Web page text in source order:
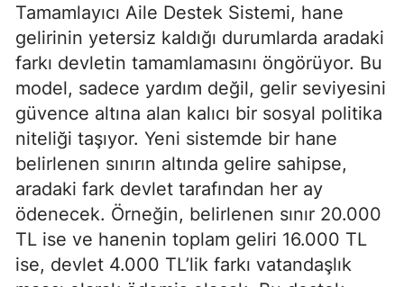
Tamamlayıcı Aile Destek Sistemi, hane
gelirinin yetersiz kaldığı durumlarda aradaki
farkı devletin tamamlamasını öngörüyor. Bu
model, sadece yardım değil, gelir seviyesini
güvence altına alan kalıcı bir sosyal politika
niteliği taşıyor. Yeni sistemde bir hane
belirlenen sınırın altında gelire sahipse,
aradaki fark devlet tarafından her ay
ödenecek. Örneğin, belirlenen sınır 20.000
TL ise ve hanenin toplam geliri 16.000 TL
ise, devlet 4.000 TL’lik farkı vatandaşlık